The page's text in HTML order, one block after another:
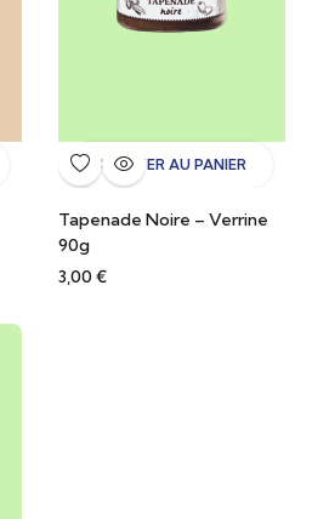
AJOUTER AU PANIER
Tapenade Noire – Verrine
90g
3,00 €